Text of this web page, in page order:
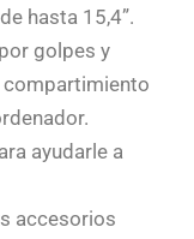
hasta 15,4”.
golpes y
compartimiento
ayudarle a
accesorios